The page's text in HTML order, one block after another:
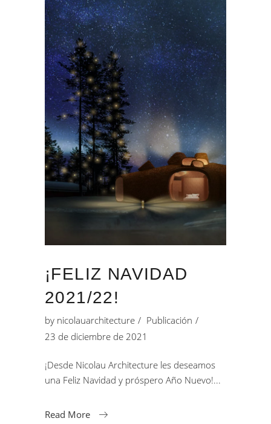
¡FELIZ NAVIDAD
2021/22!
by nicolauarchitecture
Publicación
23 de diciembre de 2021
¡Desde Nicolau Architecture les deseamos
una Feliz Navidad y próspero Año Nuevo!
Read More